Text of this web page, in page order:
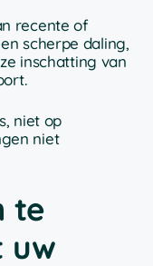
recente of
scherpe daling,
inschatting van
niet op
niet
te
uw